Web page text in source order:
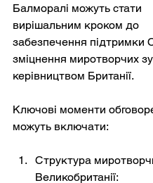
Балморалі можуть стати
вирішальним кроком до
забезпечення
зміцнення миротворчих
керівництвом Британії.
Ключові моменти
можуть включати:
Структура
Великобританії: